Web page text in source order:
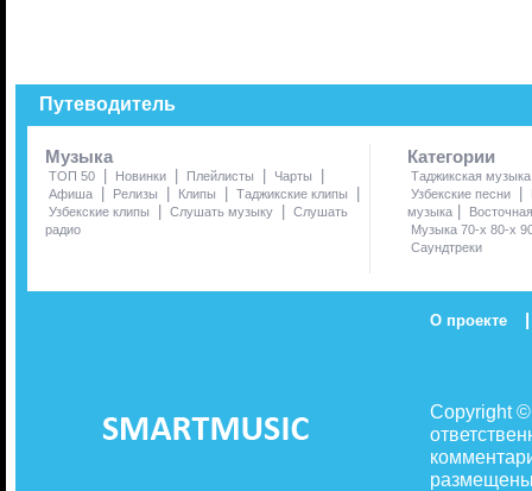
Путеводитель
Музыка
ТОП 50 | Новинки | Плейлисты | Чарты |
Афиша | Релизы | Клипы | Таджикские клипы |
Узбекские клипы | Слушать музыку | Слушать
радио
Категории
Таджикская музыка
Узбекские песни
|
музыка |
Музыка 70-х 80-х
Саундтреки
О проекте |
Copyright
размещены